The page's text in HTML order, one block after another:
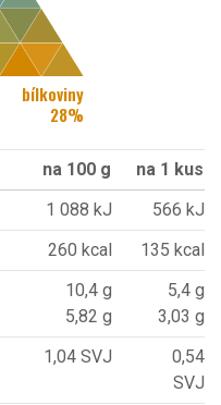
bílkoviny
28%
na 100 g
na 1 kus
1 088 kJ
566 kJ
260 kcal
135 kcal
10,4 g
5,82 g
5,4 g
3,03 g
1,04 SVJ
0,54
SVJ